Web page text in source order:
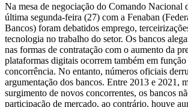
Na mesa de negociação do Comando Nacional
última segunda-feira (27) com a Fenaban
Bancos) foram debatidos emprego,
tecnologia no trabalho do setor. Os bancos
nas formas de contratação com o aumento da
plataformas digitais ocorrem também em
concorrência. No entanto, números oficiais
argumentação dos bancos. Entre 2013 e 2021,
surgimento de novos concorrentes, os bancos
participação de mercado, ao contrário, houve